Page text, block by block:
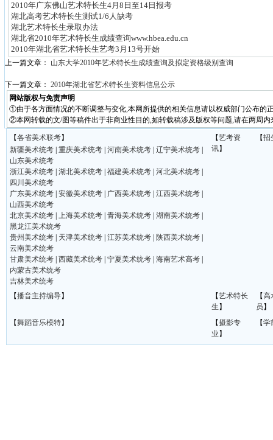
2010年广东佛山艺术特长生4月8日至14日报考
湖北高考艺术特长生测试1/6人缺考
湖北艺术特长生录取办法
湖北省2010年艺术特长生成绩查询www.hbea.edu.cn
2010年湖北省艺术特长生艺考3月13号开始
上一篇文章： 山东大学2010年艺术特长生成绩查询及拟定资格级别查询
下一篇文章： 2010年湖北省艺术特长生资料信息公示
网站版权与免责声明
①由于各方面情况的不断调整与变化,本网所提供的相关信息请以权威部门公布的
②本网转载的文/图等稿件出于非商业性目的,如转载稿涉及版权等问题,请在两周内
【各省美术联考】
新疆美术统考 重庆美术统考 河南美术统考 辽宁美术统考
山东美术统考
浙江美术统考 湖北美术统考 福建美术统考 河北美术统考
四川美术统考
广东美术统考 安徽美术统考 广西美术统考 江西美术统考
山西美术统考
北京美术统考 上海美术统考 青海美术统考 湖南美术统考
黑龙江美术统考
贵州美术统考
天津美术统考 江苏美术统考 陕西美术统考
云南美术统考
甘肃美术统考 西藏美术统考 宁夏美术统考 海南艺术高考
内蒙古美术统考
吉林美术统考
【艺考资
讯】
【招
【播音主持编导】 【艺术特长
生 】
【高
员 】
【舞蹈音乐模特】 【摄影专
业 】
【学